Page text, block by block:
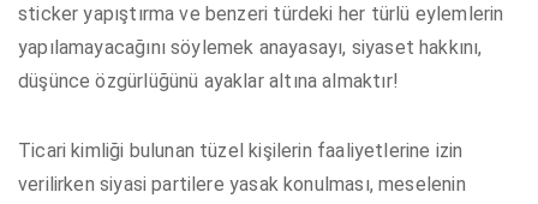
sticker yapıştırma ve benzeri türdeki her türlü eylemlerin
yapılamayacağını söylemek anayasayı, siyaset hakkını,
düşünce özgürlüğünü ayaklar altına almaktır!
Ticari kimliği bulunan tüzel kişilerin faaliyetlerine izin
verilirken siyasi partilere yasak konulması, meselenin